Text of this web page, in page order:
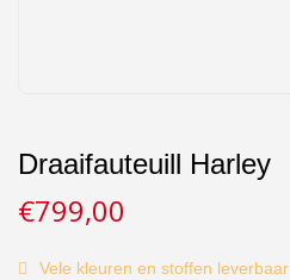
Draaifauteuill Harley
€799,00
Vele kleuren en stoffen leverbaar